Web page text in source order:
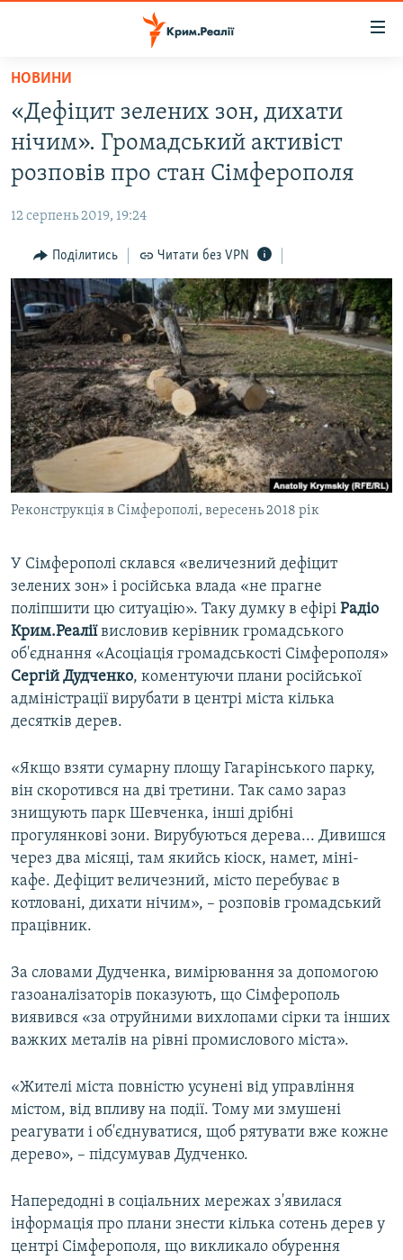
Перейти
основного
матеріалу
до
основної
навігації
Перейти
до
пошуку
НОВИНИ
ВОДА.КРИМ
ВІДЕО ТА ФОТО
БЛОГИ
ПОГЛЯД
ІНТЕРВ'Ю
ВСЕ ЗА ДЕНЬ
СПЕЦПРОЕКТИ
ДЕПОРТАЦІЯ
ВІДЕОУРОКИ «ELIFBE»
СВІДЧЕННЯ ОКУПАЦІЇ
УКРАЇНСЬКА ПРОБЛЕМА КРИМУ
ІНФОГРАФІКА
ЯК ОБІЙТИ БЛОКУВАННЯ
Русский
Qırımtatar
ДОЛУЧАЙСЯ!
Усі сайти RFE/RL
НОВИНИ
«Дефіцит зелених зон, дихати
нічим». Громадський активіст
розповів про стан Сімферополя
12 серпень 2019, 19:24
Поділитись Читати без VPN
Реконструкція в Сімферополі, вересень 2018 рік
У Сімферополі склався «величезний дефіцит
зелених зон» і російська влада «не прагне
поліпшити цю ситуацію». Таку думку в ефірі Радіо
Крим.Реаліївисловив керівник громадського
об'єднання «Асоціація громадськості Сімферополя»
Сергій Дудченко, коментуючи плани російської
адміністрації вирубати в центрі міста кілька
десятків дерев.
«Якщо взяти сумарну площу Гагарінського парку,
він скоротився на дві третини. Так само зараз
знищують парк Шевченка, інші дрібні
прогулянкові зони. Вирубуються дерева... Дивишся
через два місяці, там якийсь кіоск, намет, міні-
кафе. Дефіцит величезний, місто перебуває в
котловані, дихати нічим», – розповів громадський
працівник.
За словами Дудченка, вимірювання за допомогою
газоаналізаторів показують, що Сімферополь
виявився «за отруйними вихлопами сірки та інших
важких металів на рівні промислового міста».
«Жителі міста повністю усунені від управління
містом, від впливу на події. Тому ми змушені
реагувати і об'єднуватися, щоб рятувати вже кожне
дерево», – підсумував Дудченко.
Напередодні в соціальних мережах з'явилася
інформація про плани знести кілька сотень дерев у
центрі Сімферополя, що викликало обурення